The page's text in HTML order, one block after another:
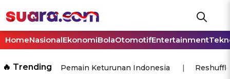
HomeNasionalEkonomiBolaOtomotifEntertainment
🔥 Trending Pemain Keturunan Indonesia